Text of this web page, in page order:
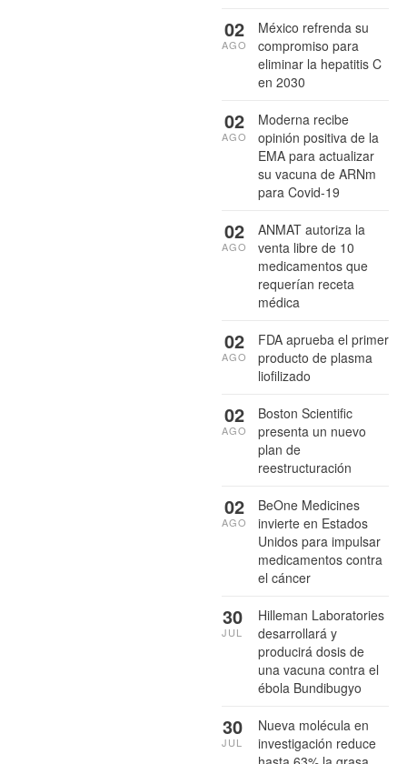
México refrenda su
compromiso para
eliminar la hepatitis C
en 2030
02
AGO
Moderna recibe
opinión positiva de la
EMA para actualizar
su vacuna de ARNm
para Covid-19
02
AGO
ANMAT autoriza la
venta libre de 10
medicamentos que
requerían receta
médica
02
AGO
FDA aprueba el primer
producto de plasma
liofilizado
02
AGO
Boston Scientific
presenta un nuevo
plan de
reestructuración
02
AGO
BeOne Medicines
invierte en Estados
Unidos para impulsar
medicamentos contra
el cáncer
02
AGO
Hilleman Laboratories
desarrollará y
producirá dosis de
una vacuna contra el
ébola Bundibugyo
30
JUL
Nueva molécula en
investigación reduce
30
JUL